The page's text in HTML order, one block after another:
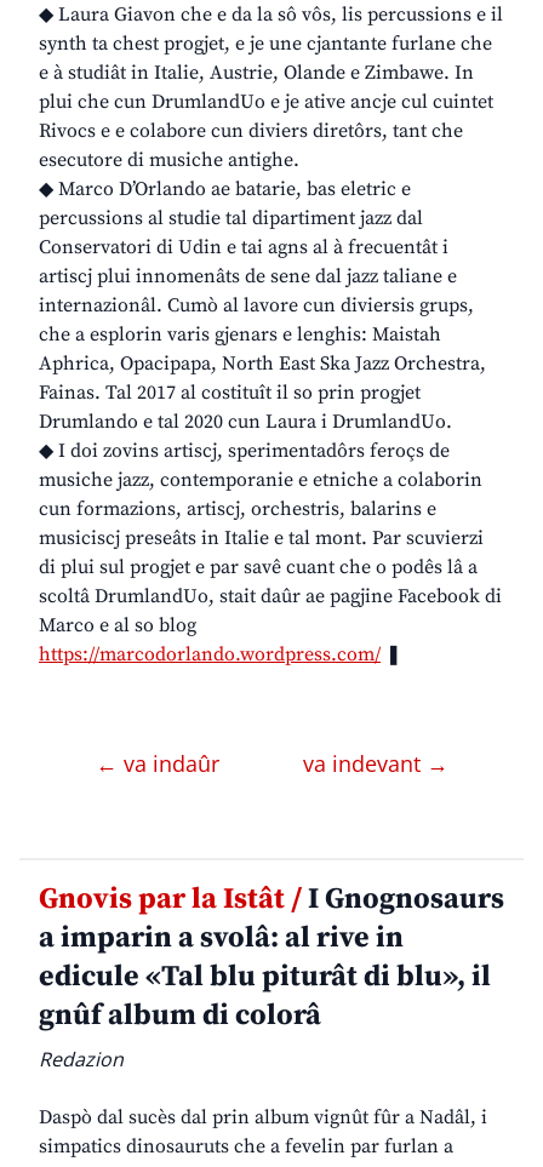
◆ Laura Giavon che e da la sô vôs, lis percussions e il
synth ta chest progjet, e je une cjantante furlane che
e à studiât in Italie, Austrie, Olande e Zimbawe. In
plui che cun DrumlandUo e je ative ancje cul cuintet
Rivocs e e colabore cun diviers diretôrs, tant che
esecutore di musiche antighe.
◆ Marco D’Orlando ae batarie, bas eletric e
percussions al studie tal dipartiment jazz dal
Conservatori di Udin e tai agns al à frecuentât i
artiscj plui innomenâts de sene dal jazz taliane e
internazionâl. Cumò al lavore cun diviersis grups,
che a esplorin varis gjenars e lenghis: Maistah
Aphrica, Opacipapa, North East Ska Jazz Orchestra,
Fainas. Tal 2017 al costituît il so prin progjet
Drumlando e tal 2020 cun Laura i DrumlandUo.
◆ I doi zovins artiscj, sperimentadôrs feroçs de
musiche jazz, contemporanie e etniche a colaborin
cun formazions, artiscj, orchestris, balarins e
musiciscj preseâts in Italie e tal mont. Par scuvierzi
di plui sul progjet e par savê cuant che o podês lâ a
scoltâ DrumlandUo, stait daûr ae pagjine Facebook di
Marco e al so blog
https://marcodorlando.wordpress.com/
← va indaûr va indevant →
Gnovis par la Istât /I Gnognosaurs
a imparin a svolâ: al rive in
edicule «Tal blu piturât di blu», il
gnûf album di colorâ
Redazion
Daspò dal sucès dal prin album vignût fûr a Nadâl, i
simpatics dinosauruts che a fevelin par furlan a